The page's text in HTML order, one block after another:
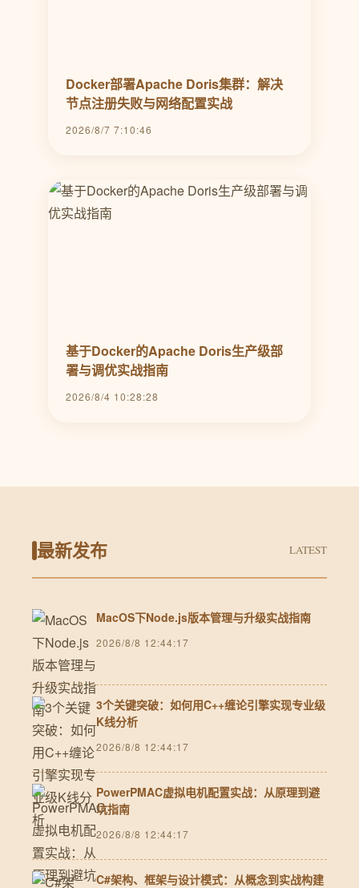
Docker部署Apache Doris集群：解决
节点注册失败与网络配置实战
2026/8/7 7:10:46
基于Docker的Apache Doris生产级部
署与调优实战指南
2026/8/4 10:28:28
最新发布 LATEST
MacOS下Node.js版本管理与升级实战指南
2026/8/8 12:44:17
3个关键突破：如何用C++缠论引擎实现专业级
K线分析
2026/8/8 12:44:17
PowerPMAC虚拟电机配置实战：从原理到避
坑指南
2026/8/8 12:44:17
C#架构、框架与设计模式：从概念到实战构建